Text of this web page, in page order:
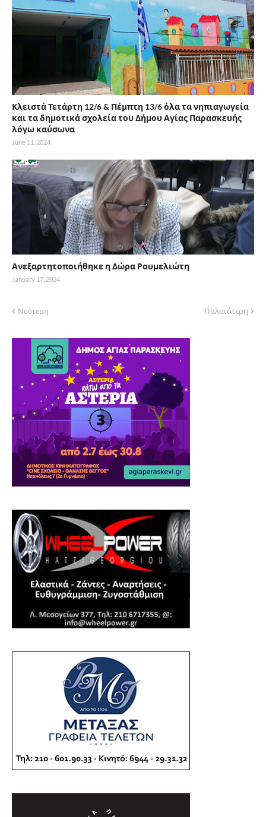
Κλειστά Τετάρτη 12/6 & Πέμπτη 13/6 όλα τα νηπιαγωγεία
και τα δημοτικά σχολεία του Δήμου Αγίας Παρασκευής
λόγω καύσωνα
June 11, 2024
Ανεξαρτητοποιήθηκε η Δώρα Ρουμελιώτη
January 17, 2024
Νεότερη Παλαιότερη